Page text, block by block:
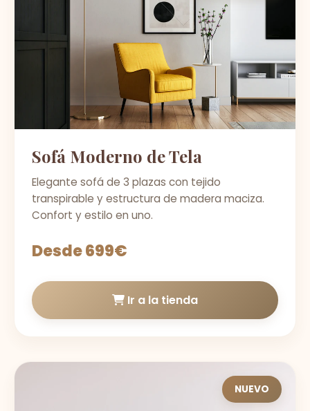
Sofá Moderno de Tela
Elegante sofá de 3 plazas con tejido
transpirable y estructura de madera maciza.
Confort y estilo en uno.
Desde 699€
Ir a la tienda
NUEVO